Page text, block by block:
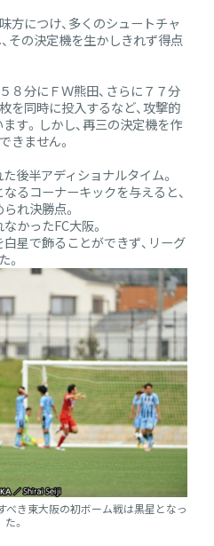
方につけ、多くのシュートチャ
その決定機を生かしきれず得点
８分にＦＷ熊田、さらに７７分
を同時に投入するなど、攻撃的
す。しかし、再三の決定機を作
きません。
後半アディショナルタイム。
るコーナーキックを与えると、
れ決勝点。
かったFC大阪。
星で飾ることができず、リーグ
べき東大阪の初ボーム戦は黒星となっ
た。